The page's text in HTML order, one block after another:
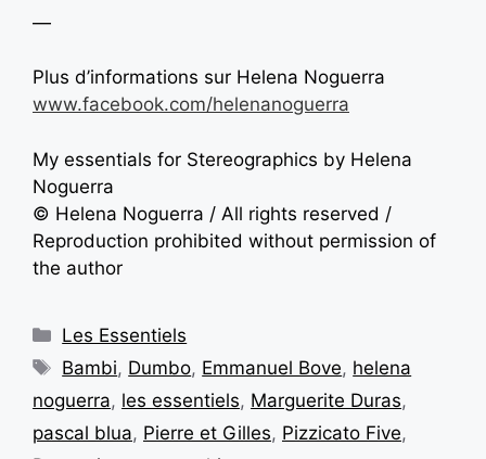
—
Plus d’informations sur Helena Noguerra
www.facebook.com/helenanoguerra
My essentials for Stereographics by Helena
Noguerra
© Helena Noguerra / All rights reserved /
Reproduction prohibited without permission of
the author
Les Essentiels
Bambi, Dumbo, Emmanuel Bove, helena
noguerra, les essentiels, Marguerite Duras,
pascal blua, Pierre et Gilles, Pizzicato Five,